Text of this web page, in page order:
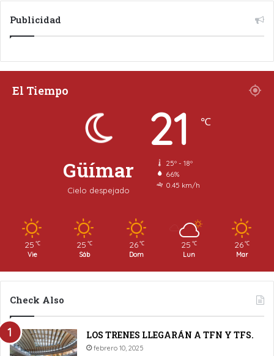
Publicidad
El Tiempo
Güímar
Cielo despejado
21 ℃
25º - 18º
66%
0.45 km/h
25 ℃
Vie
25 ℃
Sáb
26 ℃
Dom
25 ℃
Lun
26 ℃
Mar
Check Also
LOS TRENES LLEGARÁN A TFN Y TFS.
febrero 10, 2025